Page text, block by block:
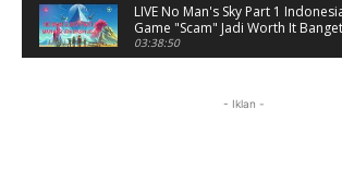
LIVE No Man's Sky Part 1
Game "Scam" Jadi Worth It
03:38:50
- Iklan -